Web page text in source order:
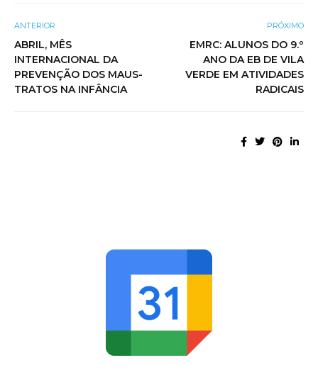
ANTERIOR
ABRIL, MÊS
INTERNACIONAL DA
PREVENÇÃO DOS MAUS-
TRATOS NA INFÂNCIA
PRÓXIMO
EMRC: ALUNOS DO 9.º
ANO DA EB DE VILA
VERDE EM ATIVIDADES
RADICAIS